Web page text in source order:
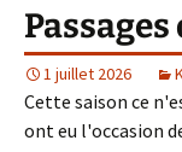
Passages
1 juillet 2026
Cette saison ce
ont eu l'occasion